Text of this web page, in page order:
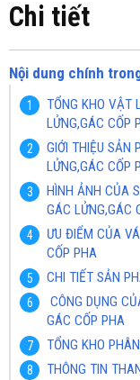
Chi tiết
Nội dung chính
TỔNG KHO VẬT
LỬNG,GÁC CỐP
GIỚI THIỆU SẢN
LỬNG,GÁC CỐP
HÌNH ẢNH CỦA
GÁC LỬNG,GÁC
ƯU ĐIỂM CỦA
CỐP PHA
CHI TIẾT SẢN
CÔNG DỤNG
GÁC CỐP PHA
TỔNG KHO
THÔNG TIN